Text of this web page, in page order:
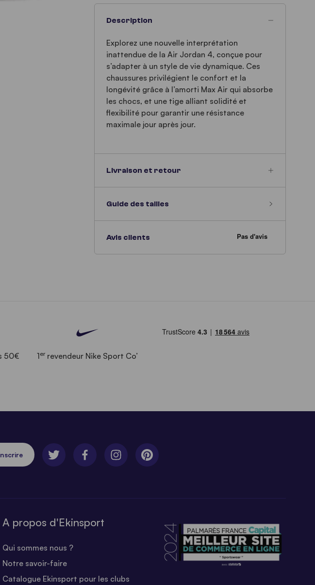
Description
Explorez une nouvelle interprétation
inattendue de la Air Jordan 4, conçue pour
s’adapter à un style de vie dynamique. Ces
chaussures privilégient le confort et la
longévité grâce à l’amorti Max Air qui absorbe
les chocs, et une tige alliant solidité et
flexibilité pour garantir une résistance
maximale jour après jour.
Livraison et retour
Guide des tailles
Avis clients
50€
1errevendeur Nike Sport Co’
A propos d'Ekinsport
Qui sommes nous ?
Notre savoir-faire
Catalogue Ekinsport pour les clubs